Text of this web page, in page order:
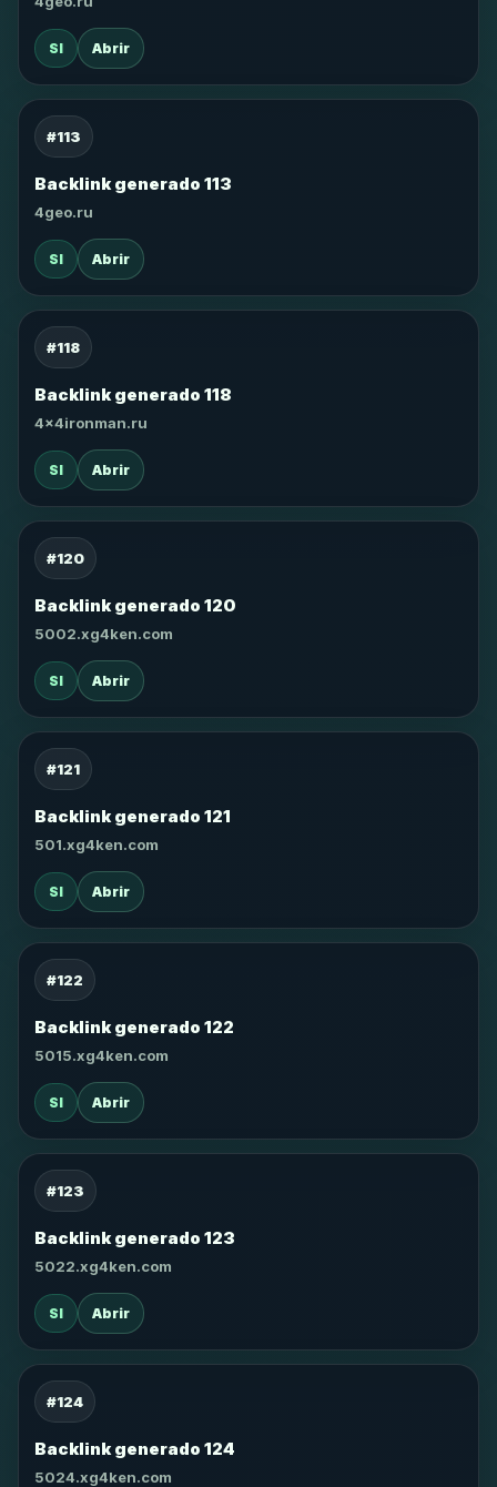
SI Abrir
#113
Backlink generado 113
4geo.ru
SI Abrir
#118
Backlink generado 118
4x4ironman.ru
SI Abrir
#120
Backlink generado 120
5002.xg4ken.com
SI Abrir
#121
Backlink generado 121
501.xg4ken.com
SI Abrir
#122
Backlink generado 122
5015.xg4ken.com
SI Abrir
#123
Backlink generado 123
5022.xg4ken.com
SI Abrir
#124
Backlink generado 124
5024.xg4ken.com